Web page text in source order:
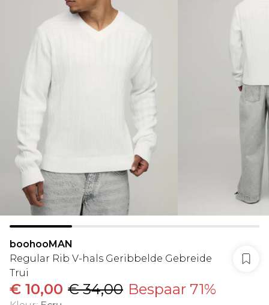
boohooMAN
Regular Rib V-hals Geribbelde Gebreide
Trui
€ 10,00 € 34,00 Bespaar 71%